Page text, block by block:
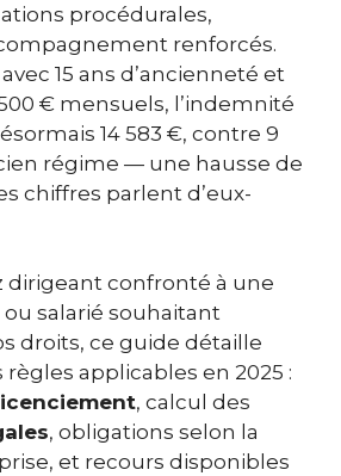
procédurales,
renforcés.
15 ans d’ancienneté et
€ mensuels, l’indemnité
14 583 €, contre 9
régime — une hausse de
chiffres parlent d’eux-
dirigeant confronté à une
salarié souhaitant
droits, ce guide détaille
règles applicables en 2025 :
, calcul des
, obligations selon la
et recours disponibles